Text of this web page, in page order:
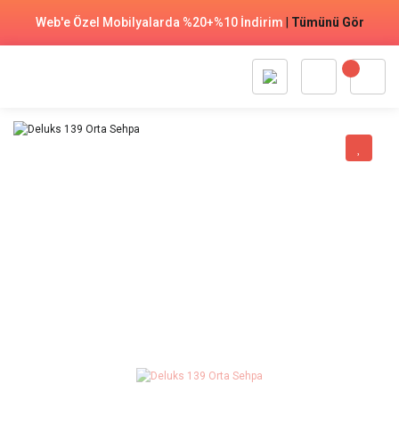
Web'e Özel Mobilyalarda %20+%10 İndirim Tümünü Gör